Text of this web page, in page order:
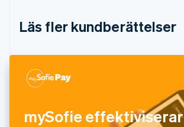
Läs fler kundberättelser
mySofie effektiviserar
English
EnglishSvenska
Frankrike
Förenade Arabemiraten
English